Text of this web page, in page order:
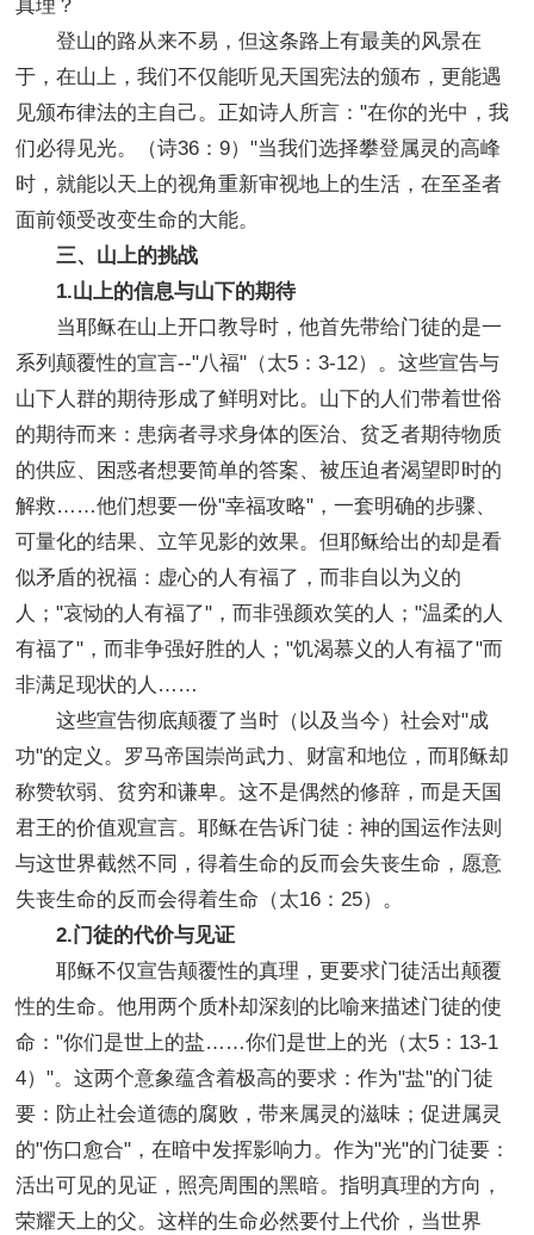
真理？
登山的路从来不易，但这条路上有最美的风景在
于，在山上，我们不仅能听见天国宪法的颁布，更能遇
见颁布律法的主自己。正如诗人所言："在你的光中，我
们必得见光。（诗36：9）"当我们选择攀登属灵的高峰
时，就能以天上的视角重新审视地上的生活，在至圣者
面前领受改变生命的大能。
三、山上的挑战
1.山上的信息与山下的期待
当耶稣在山上开口教导时，他首先带给门徒的是一
系列颠覆性的宣言--"八福"（太5：3-12）。这些宣告与
山下人群的期待形成了鲜明对比。山下的人们带着世俗
的期待而来：患病者寻求身体的医治、贫乏者期待物质
的供应、困惑者想要简单的答案、被压迫者渴望即时的
解救……他们想要一份"幸福攻略"，一套明确的步骤、
可量化的结果、立竿见影的效果。但耶稣给出的却是看
似矛盾的祝福：虚心的人有福了，而非自以为义的
人；"哀恸的人有福了"，而非强颜欢笑的人；"温柔的人
有福了"，而非争强好胜的人；"饥渴慕义的人有福了"而
非满足现状的人……
这些宣告彻底颠覆了当时（以及当今）社会对"成
功"的定义。罗马帝国崇尚武力、财富和地位，而耶稣却
称赞软弱、贫穷和谦卑。这不是偶然的修辞，而是天国
君王的价值观宣言。耶稣在告诉门徒：神的国运作法则
与这世界截然不同，得着生命的反而会失丧生命，愿意
失丧生命的反而会得着生命（太16：25）。
2.门徒的代价与见证
耶稣不仅宣告颠覆性的真理，更要求门徒活出颠覆
性的生命。他用两个质朴却深刻的比喻来描述门徒的使
命："你们是世上的盐……你们是世上的光（太5：13-1
4）"。这两个意象蕴含着极高的要求：作为"盐"的门徒
要：防止社会道德的腐败，带来属灵的滋味；促进属灵
的"伤口愈合"，在暗中发挥影响力。作为"光"的门徒要：
活出可见的见证，照亮周围的黑暗。指明真理的方向，
荣耀天上的父。这样的生命必然要付上代价，当世界